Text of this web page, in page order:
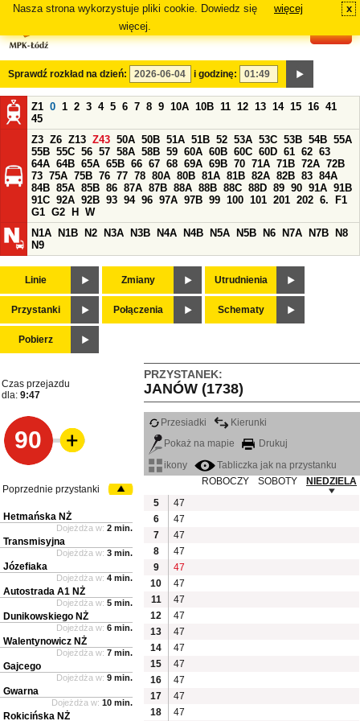
Nasza strona wykorzystuje pliki cookie. Dowiedz się
więcej.
więcej x
Sprawdź rozkład na dzień: i godzinę:
Z1 0 1 2 3 4 5 6 7 8 9 10A 10B 11 12 13 14 15 16 41
45
Z3 Z6 Z13 Z43 50A 50B 51A 51B 52 53A 53C 53B 54B 55A
55B 55C 56 57 58A 58B 59 60A 60B 60C 60D 61 62 63
64A 64B 65A 65B 66 67 68 69A 69B 70 71A 71B 72A 72B
73 75A 75B 76 77 78 80A 80B 81A 81B 82A 82B 83 84A
84B 85A 85B 86 87A 87B 88A 88B 88C 88D 89 90 91A 91B
91C 92A 92B 93 94 96 97A 97B 99 100 101 201 202 6.
F1
G1 G2 H
W
N1A
N1B N2 N3A N3B N4A N4B N5A N5B N6 N7A N7B
N8
N9
Linie Zmiany Utrudnienia
Przystanki Połączenia Schematy
Pobierz
PRZYSTANEK:
JANÓW (1738)
Czas przejazdu
dla: 9:47
90
Przesiadki
Kierunki
Pokaż na mapie
Drukuj
ikony
Tabliczka jak na przystanku
ROBOCZY
SOBOTY
NIEDZIELA
5
47
6
47
7
47
8
47
9
47
10
47
11
47
12
47
13
47
14
47
15
47
16
47
17
47
18
47
Poprzednie przystanki
Hetmańska NŻ
Dojeżdża w: 2 min.
Transmisyjna
Dojeżdża w: 3 min.
Józefiaka
Dojeżdża w: 4 min.
Autostrada A1 NŻ
Dojeżdża w: 5 min.
Dunikowskiego NŻ
Dojeżdża w: 6 min.
Walentynowicz NŻ
Dojeżdża w: 7 min.
Gajcego
Dojeżdża w: 9 min.
Gwarna
Dojeżdża w: 10 min.
Rokicińska NŻ